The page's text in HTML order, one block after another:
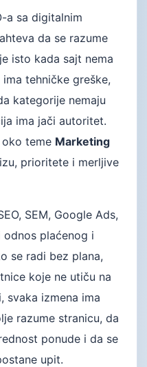
a sa digitalnim
da se razume
isto kada sajt nema
tehničke greške,
kategorije nemaju
ima jači autoritet.
teme Marketing
prioritete i merljive
SEM, Google Ads,
odnos plaćenog i
se radi bez plana,
koje ne utiču na
svaka izmena ima
razume stranicu, da
ponude i da se
upit.